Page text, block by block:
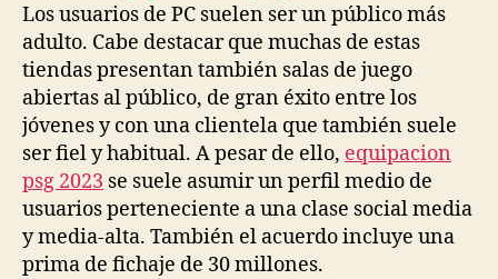
Los usuarios de PC suelen ser un público más
adulto. Cabe destacar que muchas de estas
tiendas presentan también salas de juego
abiertas al público, de gran éxito entre los
jóvenes y con una clientela que también suele
ser fiel y habitual. A pesar de ello, equipacion
psg 2023 se suele asumir un perfil medio de
usuarios perteneciente a una clase social media
y media-alta. También el acuerdo incluye una
prima de fichaje de 30 millones.